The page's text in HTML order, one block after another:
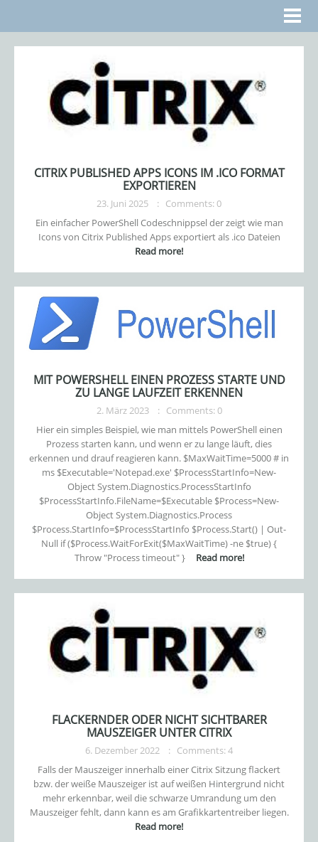
CITRIX PUBLISHED APPS ICONS IM .ICO FORMAT
EXPORTIEREN
23. Juni 2025
Comments: 0
Ein einfacher PowerShell Codeschnippsel der zeigt wie man
Icons von Citrix Published Apps exportiert als .ico Dateien
Read more!
MIT POWERSHELL EINEN PROZESS STARTE UND
ZU LANGE LAUFZEIT ERKENNEN
2. März 2023
Comments: 0
Hier ein simples Beispiel, wie man mittels PowerShell einen
Prozess starten kann, und wenn er zu lange läuft, dies
erkennen und drauf reagieren kann. $MaxWaitTime=5000 # in
ms $Executable='Notepad.exe' $ProcessStartInfo=New-
Object System.Diagnostics.ProcessStartInfo
$ProcessStartInfo.FileName=$Executable $Process=New-
Object System.Diagnostics.Process
$Process.StartInfo=$ProcessStartInfo $Process.Start() | Out-
Null if ($Process.WaitForExit($MaxWaitTime) -ne $true) {
Throw "Process timeout" } Read more!
FLACKERNDER ODER NICHT SICHTBARER
MAUSZEIGER UNTER CITRIX
6. Dezember 2022
Comments: 4
Falls der Mauszeiger innerhalb einer Citrix Sitzung flackert
bzw. der weiße Mauszeiger ist auf weißen Hintergrund nicht
mehr erkennbar, weil die schwarze Umrandung um den
Mauszeiger fehlt, dann kann es am Grafikkartentreiber liegen.
Read more!